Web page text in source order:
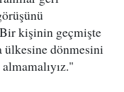
kişinin geçmişte
dönmesini